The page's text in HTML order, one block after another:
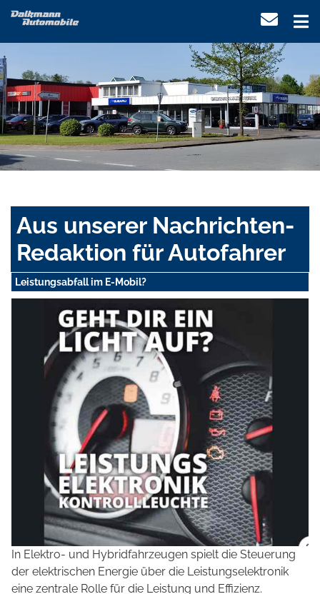
Aus unserer Nachrichten-
Redaktion für Autofahrer
Leistungsabfall im E-Mobil?
In Elektro- und Hybridfahrzeugen spielt die Steuerung
der elektrischen Energie über die Leistungselektronik
eine zentrale Rolle für die Leistung und Effizienz.